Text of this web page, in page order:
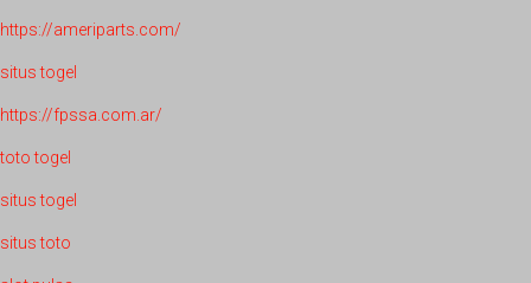
https://ameriparts.com/
situs togel
https://fpssa.com.ar/
toto togel
situs togel
situs toto